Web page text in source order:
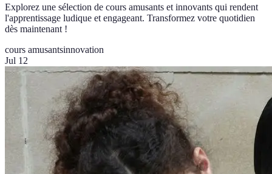
Explorez une sélection de cours amusants et innovants qui rendent
l'apprentissage ludique et engageant. Transformez votre quotidien
dès maintenant !
cours amusantsinnovation
Jul 12